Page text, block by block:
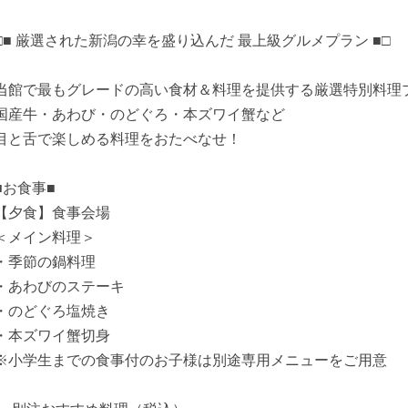
厳選された新潟の幸を盛り込んだ 最上級グルメプラン ■□
館で最もグレードの高い食材＆料理を提供する厳選特別料理
産牛・あわび・のどぐろ・本ズワイ蟹など
と舌で楽しめる料理をおたべなせ！
食事■
夕食】食事会場
メイン料理＞
季節の鍋料理
あわびのステーキ
のどぐろ塩焼き
本ズワイ蟹切身
学生までの食事付のお子様は別途専用メニューをご用意